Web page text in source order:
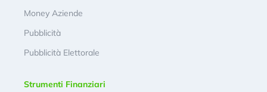
Money Aziende
Pubblicità
Pubblicità Elettorale
Strumenti Finanziari